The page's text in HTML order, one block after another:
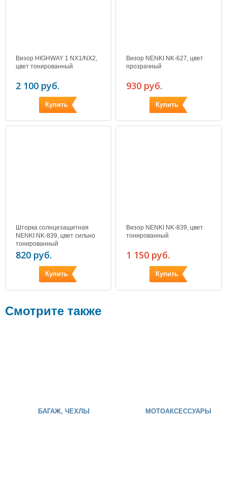
Визор HIGHWAY 1 NX1/NX2,
цвет тонированный
2 100 руб.
Купить
Визор NENKI NK-627, цвет
прозрачный
930 руб.
Купить
Шторка солнцезащитная
NENKI NK-839, цвет сильно
тонированный
820 руб.
Купить
Визор NENKI NK-839, цвет
тонированный
1 150 руб.
Купить
Смотрите также
БАГАЖ, ЧЕХЛЫ МОТОАКСЕССУАРЫ